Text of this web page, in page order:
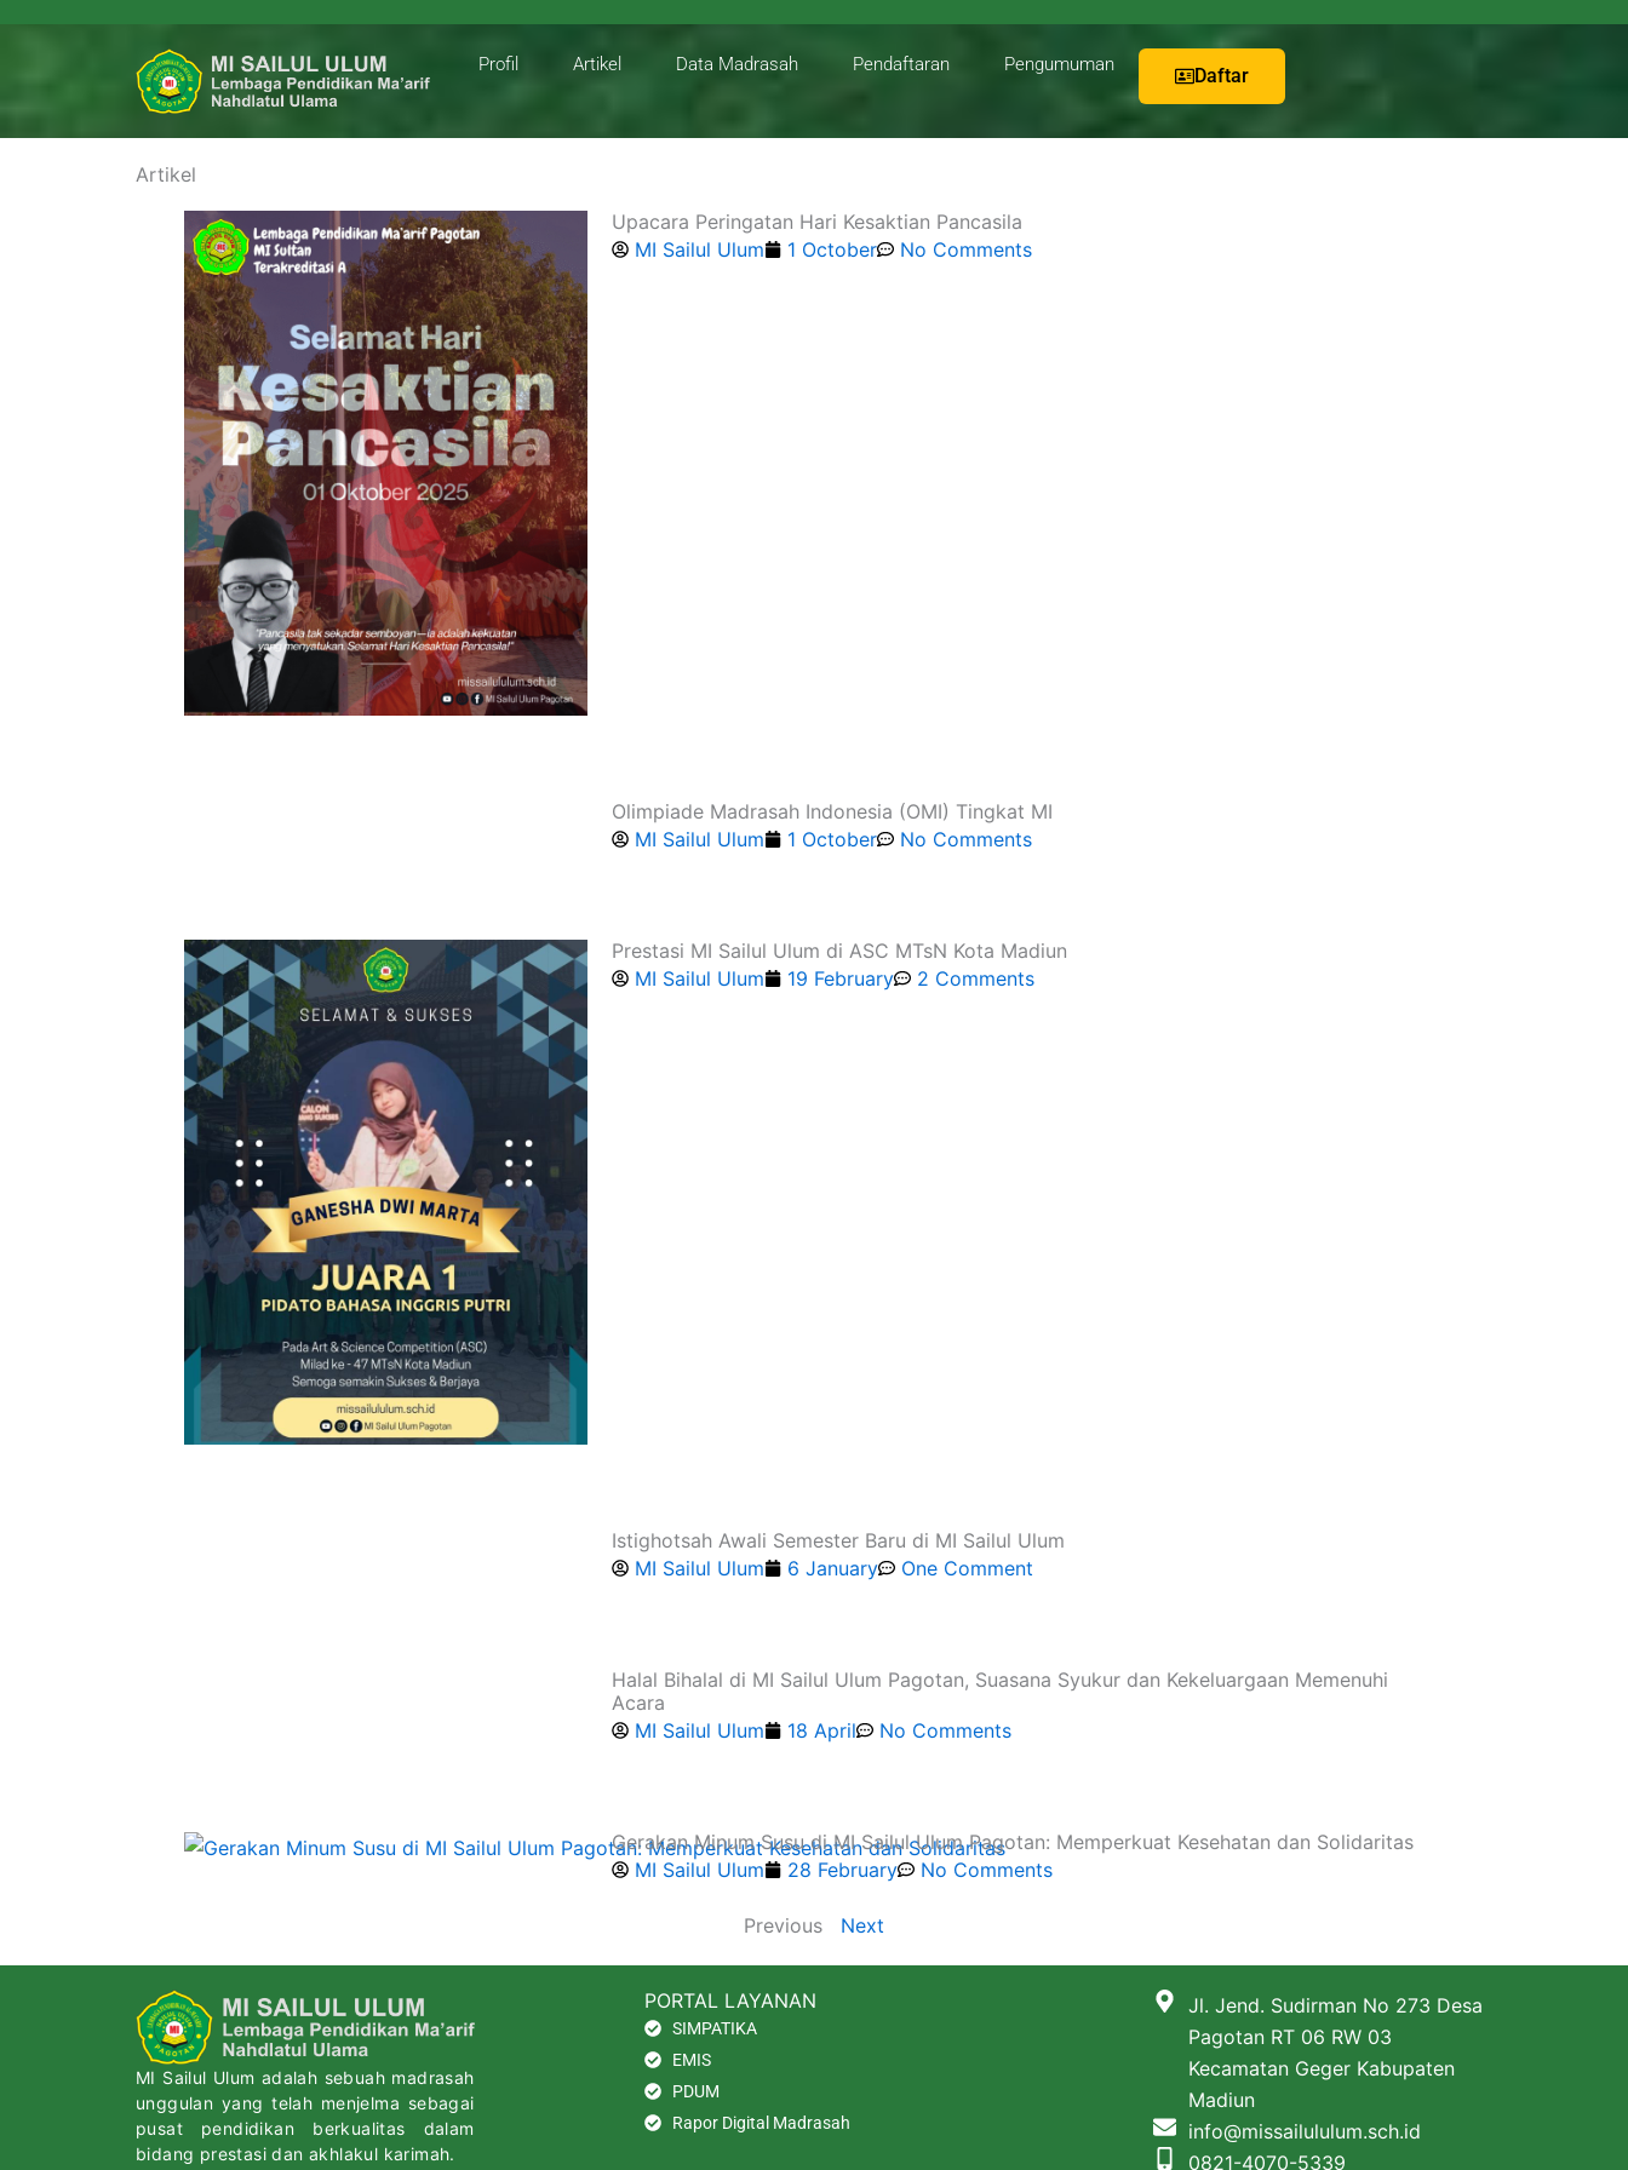
Profil Artikel Data Madrasah Pendaftaran Pengumuman Daftar
Artikel
Upacara Peringatan Hari Kesaktian Pancasila
MI Sailul Ulum
1 October No Comments
Olimpiade Madrasah Indonesia (OMI) Tingkat MI
MI Sailul Ulum
1 October No Comments
Prestasi MI Sailul Ulum di ASC MTsN Kota Madiun
MI Sailul Ulum
19 February 2 Comments
Istighotsah Awali Semester Baru di MI Sailul Ulum
MI Sailul Ulum
6 January One Comment
Halal Bihalal di MI Sailul Ulum Pagotan, Suasana Syukur dan Kekeluargaan Memenuhi
Acara
MI Sailul Ulum
18 April No Comments
Gerakan Minum Susu di MI Sailul Ulum Pagotan: Memperkuat Kesehatan dan Solidaritas
MI Sailul Ulum
28 February No Comments
Previous Next
MI Sailul Ulum adalah sebuah madrasah
unggulan yang telah menjelma sebagai
pusat pendidikan berkualitas dalam
bidang prestasi dan akhlakul karimah.
PORTAL LAYANAN
SIMPATIKA
EMIS
PDUM
Rapor Digital Madrasah
Jl. Jend. Sudirman No 273 Desa
Pagotan RT 06 RW 03
Kecamatan Geger Kabupaten
Madiun
info@missailululum.sch.id
0821-4070-5339